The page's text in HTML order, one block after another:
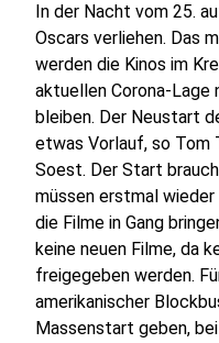
In der Nacht vom 25.
Oscars verliehen. Das
werden die Kinos im
aktuellen Corona-Lage
bleiben. Der Neustart
etwas Vorlauf, so Tom
Soest. Der Start
müssen erstmal
die Filme in Gang
keine neuen Filme, da
freigegeben werden.
amerikanischer
Massenstart geben,